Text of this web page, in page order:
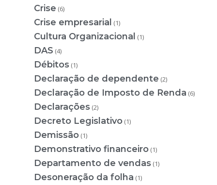
Crise (6)
Crise empresarial (1)
Cultura Organizacional (1)
DAS (4)
Débitos (1)
Declaração de dependente (2)
Declaração de Imposto de Renda (6)
Declarações (2)
Decreto Legislativo (1)
Demissão (1)
Demonstrativo financeiro (1)
Departamento de vendas (1)
Desoneração da folha (1)